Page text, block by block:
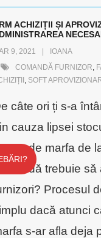
ACHIZIȚII ȘI
9, 2021
IOANA
COMANDĂ FURNIZOR,
, SOFT
câte ori ți s-a
cauza lipsei
marfa de
trebuie
Procesul
dacă atunci
s-ar afla deja